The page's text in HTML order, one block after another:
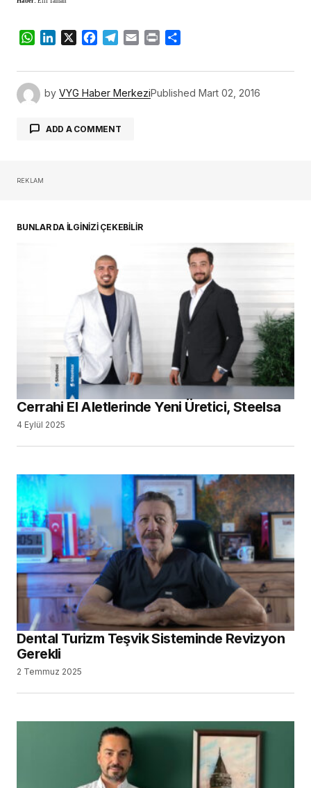
WhatsApp
LinkedIn
X Facebook
Telegram
Email Print
by VYG Haber MerkeziPublished Mart 02, 2016
ADD A COMMENT
REKLAM
BUNLAR DA İLGİNİZİ ÇEKEBİLİR
Cerrahi El Aletlerinde Yeni Üretici, Steelsa
4 Eylül 2025
Dental Turizm Teşvik Sisteminde Revizyon
Gerekli
2 Temmuz 2025